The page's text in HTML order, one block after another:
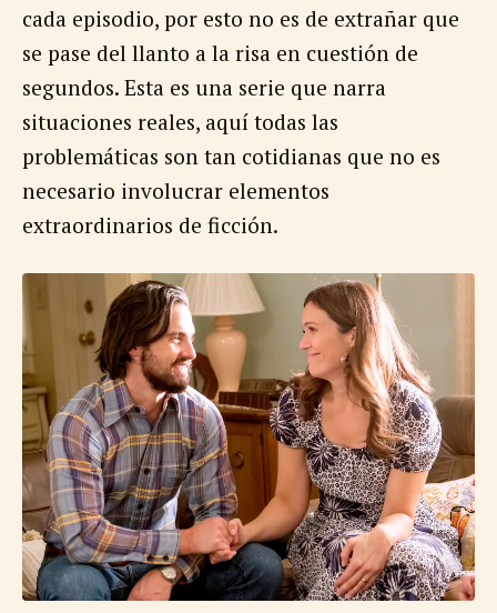
cada episodio, por esto no es de extrañar que
se pase del llanto a la risa en cuestión de
segundos. Esta es una serie que narra
situaciones reales, aquí todas las
problemáticas son tan cotidianas que no es
necesario involucrar elementos
extraordinarios de ficción.